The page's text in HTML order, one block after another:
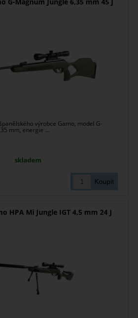
G-Magnum Jungle 6,35 mm 45 J
výrobce Gamo, model G-
mm, energie ...
skladem
HPA Mi Jungle IGT 4,5 mm 24 J